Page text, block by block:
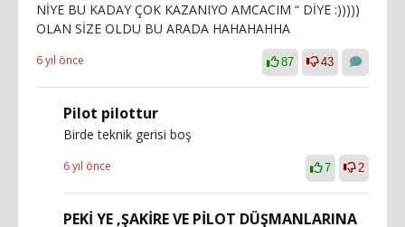
NİYE BU KADAY ÇOK KAZANIYO AMCACIM “ DİYE :)))))
OLAN SİZE OLDU BU ARADA HAHAHAHHA
6 yıl önce 87 43
Pilot pilottur
Birde teknik gerisi boş
6 yıl önce 7 2
PEKİ YE ,ŞAKİRE VE PİLOT DÜŞMANLARINA